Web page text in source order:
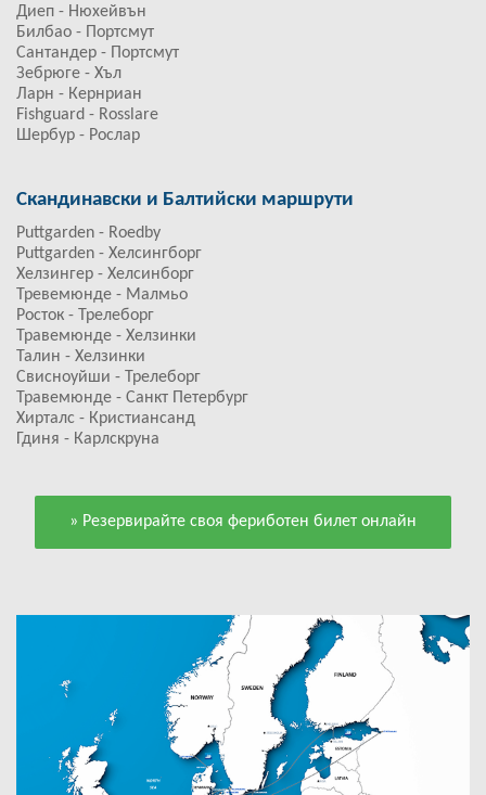
Диеп - Нюхейвън
Билбао - Портсмут
Сантандер - Портсмут
Зебрюге - Хъл
Ларн - Кернриан
Fishguard - Rosslare
Шербур - Рослар
Скандинавски и Балтийски маршрути
Puttgarden - Roedby
Puttgarden - Хелсингборг
Хелзингер - Хелсинборг
Тревемюнде - Малмьо
Росток - Трелеборг
Травемюнде - Хелзинки
Талин - Хелзинки
Свисноуйши - Трелеборг
Травемюнде - Санкт Петербург
Хирталс - Кристиансанд
Гдиня - Карлскруна
» Резервирайте своя фериботен билет онлайн